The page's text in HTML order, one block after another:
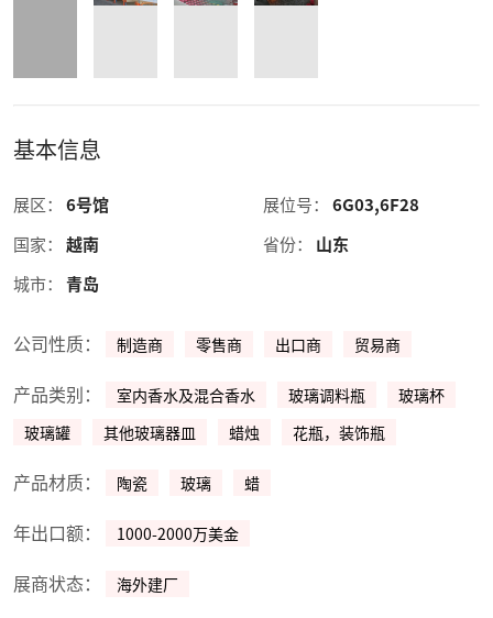
基本信息
展区： 6号馆 展位号：
6G03,6F28
国家：
越南 省份：
山东
城市：
青岛
公司性质： 制造商 零售商 出口商 贸易商
产品类别： 室内香水及混合香水 玻璃调料瓶
玻璃杯
玻璃罐
其他玻璃器皿 蜡烛 花瓶，装饰瓶
产品材质： 陶瓷 玻璃 蜡
年出口额： 1000-2000万美金
展商状态： 海外建厂